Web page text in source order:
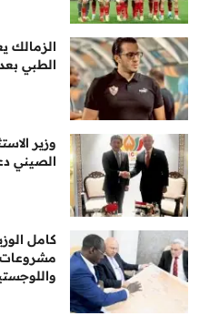
الزمالك
الطبي
وزير
الصيني
كامل
مشروعات